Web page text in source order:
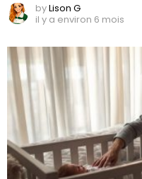
byLison G
il y a environ 6 mois